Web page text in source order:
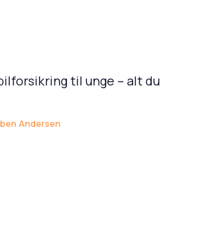
til unge – alt du
Andersen